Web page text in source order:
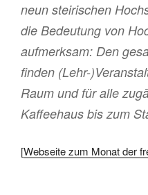
neun steirischen
die Bedeutung von
aufmerksam: Den
finden (Lehr-
Raum und für alle
Kaffeehaus bis zum
[Webseite zum Monat der